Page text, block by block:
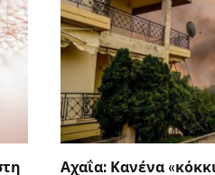
Αχαΐα: Κανένα